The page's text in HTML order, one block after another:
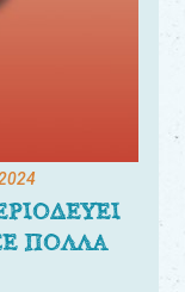
ΠΟΛΛΑ